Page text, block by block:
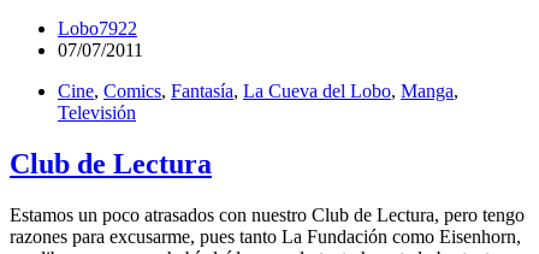
Lobo7922
07/07/2011
Cine, Comics, Fantasía, La Cueva del Lobo, Manga,
Televisión
Club de Lectura
Estamos un poco atrasados con nuestro Club de Lectura, pero tengo
razones para excusarme, pues tanto La Fundación como Eisenhorn,